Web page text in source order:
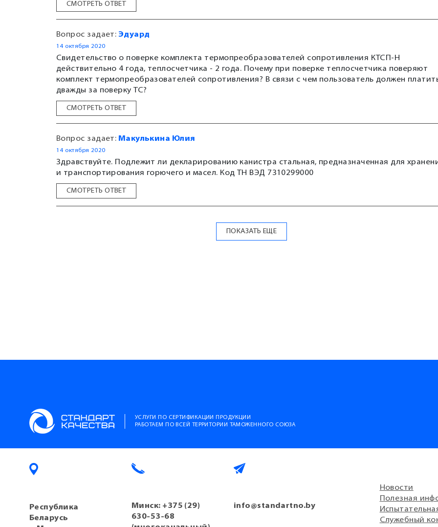
СМОТРЕТЬ ОТВЕТ
Вопрос задает: Эдуард
14 октября 2020
Свидетельство о поверке комплекта термопреобразователей сопротивления КТСП-Н
действительно 4 года, теплосчетчика - 2 года. Почему при поверке теплосчетчика поверяют
комплект термопреобразователей сопротивления? В связи с чем пользователь должен
дважды за поверку ТС?
СМОТРЕТЬ ОТВЕТ
Вопрос задает: Макулькина Юлия
14 октября 2020
Здравствуйте. Подлежит ли декларированию канистра стальная, предназначенная для
и транспортирования горючего и масел. Код ТН ВЭД 7310299000
СМОТРЕТЬ ОТВЕТ
ПОКАЗАТЬ ЕЩЕ
УСЛУГИ ПО СЕРТИФИКАЦИИ ПРОДУКЦИИ
РАБОТАЕМ ПО ВСЕЙ ТЕРРИТОРИИ ТАМОЖЕННОГО СОЮЗА
Республика
Беларусь
Минск: +375 (29)
630-53-68
info@standartno.by
Новости
Полезная
Служебный